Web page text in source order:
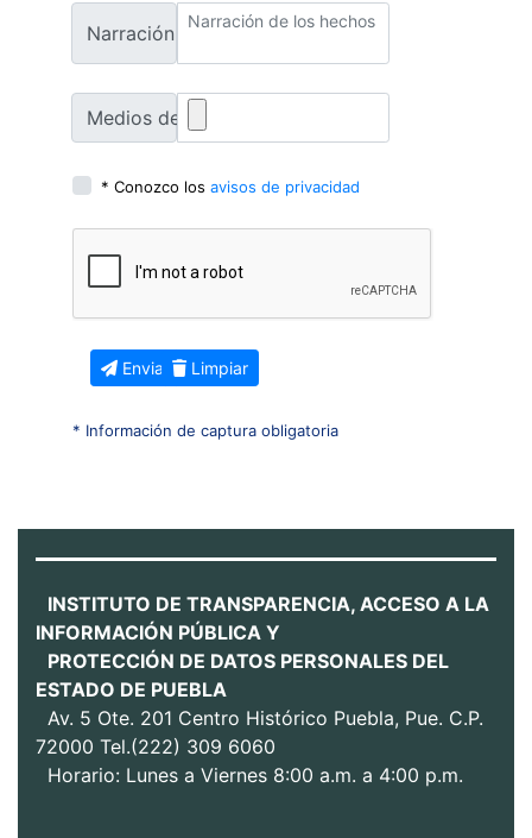
Narración de los hechos:
Medios de prueba:
* Conozco los avisos de privacidad
Enviar Limpiar
* Información de captura obligatoria
INSTITUTO DE TRANSPARENCIA, ACCESO A LA
INFORMACIÓN PÚBLICA Y
PROTECCIÓN DE DATOS PERSONALES DEL
ESTADO DE PUEBLA
Av. 5 Ote. 201 Centro Histórico Puebla, Pue. C.P.
72000 Tel.(222) 309 6060
Horario: Lunes a Viernes 8:00 a.m. a 4:00 p.m.